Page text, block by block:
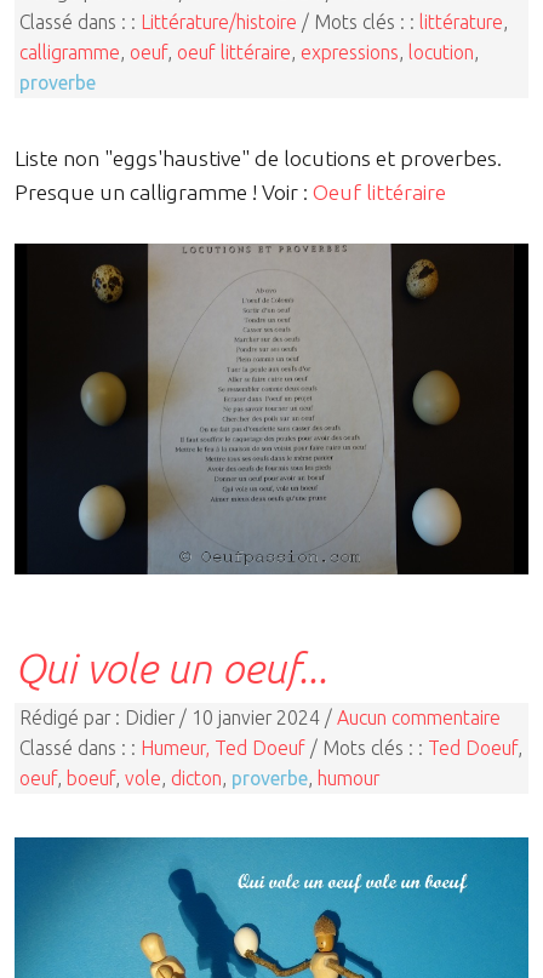
Classé dans : : Littérature/histoire / Mots clés : : littérature,
calligramme, oeuf, oeuf littéraire, expressions, locution,
proverbe
Liste non "eggs'haustive" de locutions et proverbes.
Presque un calligramme ! Voir : Oeuf littéraire
Qui vole un oeuf...
Rédigé par : Didier / 10 janvier 2024 / Aucun commentaire
Classé dans : : Humeur, Ted Doeuf / Mots clés : : Ted Doeuf,
oeuf, boeuf, vole, dicton, proverbe, humour